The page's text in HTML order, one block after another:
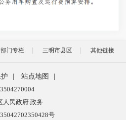
部门专栏 三明市县区 其他链接
站点地图
人民政府.政务
35042702350428号